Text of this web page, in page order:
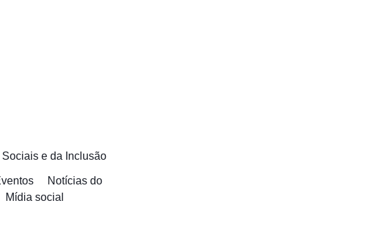
e da Inclusão
Notícias do
Mídia social